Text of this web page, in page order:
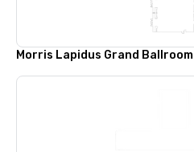
Morris Lapidus Grand Ballroom